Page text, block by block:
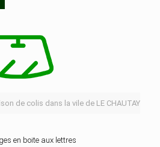
de colis dans la vile de LE CHAUTAY
en boite aux lettres